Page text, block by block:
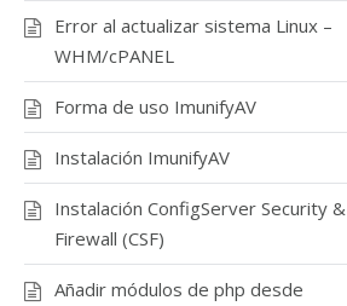
Error al actualizar sistema Linux –
WHM/cPANEL
Forma de uso ImunifyAV
Instalación ImunifyAV
Instalación ConfigServer Security &
Firewall (CSF)
Añadir módulos de php desde